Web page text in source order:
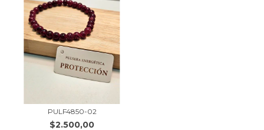
PULF4850-02
$2.500,00